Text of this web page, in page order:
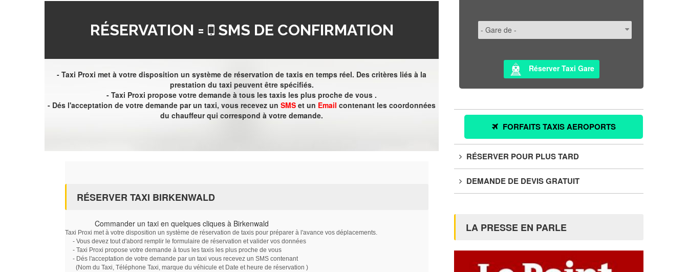
RÉSERVATION = SMS DE CONFIRMATION
- Taxi Proxi met à votre disposition un système de réservation de taxis en temps réel. Des critères liés à la
prestation du taxi peuvent être spécifiés.
- Taxi Proxi propose votre demande à tous les taxis les plus proche de vous .
- Dés l'acceptation de votre demande par un taxi, vous recevez un SMS et un Email contenant les coordonnées
du chauffeur qui correspond à votre demande.
RÉSERVER TAXI BIRKENWALD
Commander un taxi en quelques cliques à Birkenwald
Taxi Proxi met à votre disposition un système de réservation de taxis pour préparer à l'avance vos déplacements.
- Vous devez tout d'abord remplir le formulaire de réservation et valider vos données
- Taxi Proxi propose votre demande à tous les taxis les plus proche de vous
- Dés l'acceptation de votre demande par un taxi vous recevez un SMS contenant
(Nom du Taxi, Téléphone Taxi, marque du véhicule et Date et heure de réservation )
Réserver Taxi Gare
FORFAITS TAXIS AEROPORTS
RÉSERVER POUR PLUS TARD
DEMANDE DE DEVIS GRATUIT
LA PRESSE EN PARLE